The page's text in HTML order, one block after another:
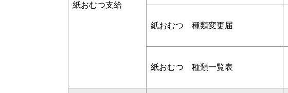
紙おむつ支給
紙おむつ 種類変更届
紙おむつ 種類一覧表